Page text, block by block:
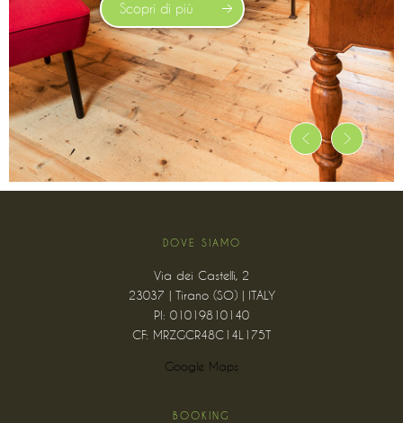
Scopri di più
DOVE SIAMO
Via dei Castelli, 2
23037 | Tirano (SO) | ITALY
PI: 01019810140
CF: MRZGCR48C14L175T
Google Maps
BOOKING